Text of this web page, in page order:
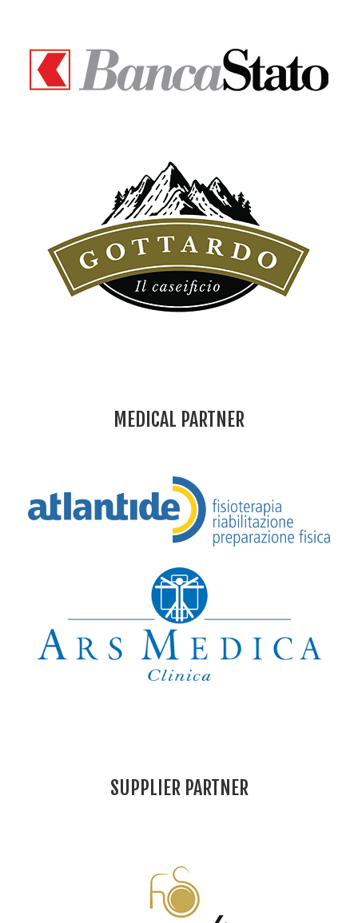
MEDICAL PARTNER
SUPPLIER PARTNER